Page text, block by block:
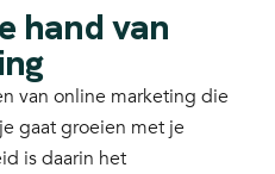
hand van
van online marketing die
gaat groeien met je
is daarin het